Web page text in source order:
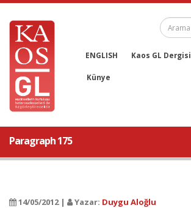
ENGLISH Kaos GL Dergisi
Künye
Paragraph 175
14/05/2012 | Yazar: Duygu Aloğlu